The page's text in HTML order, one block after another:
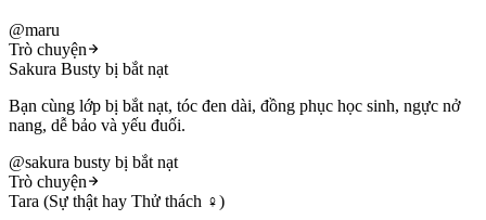
@maru
Trò chuyện
Sakura Busty bị bắt nạt
Bạn cùng lớp bị bắt nạt, tóc đen dài, đồng phục học sinh, ngực nở
nang, dễ bảo và yếu đuối.
@sakura busty bị bắt nạt
Trò chuyện
Tara (Sự thật hay Thử thách ♀️)